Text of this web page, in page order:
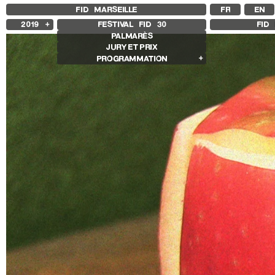
FID MARSEILLE FR EN
2019
2024
2022
2021
FESTIVAL FID 30
PALMARÈS
JURY ET PRIX
PROGRAMMATION
Compétition Premier Film
Rétrospective Bertrand Bonello
Rétrospective Sharon Lockhart
Autres programmes
Cinéma sans recettes
Des marches, démarches
Les Années Scopitones
FID